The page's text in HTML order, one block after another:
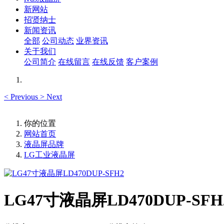
新网站
招贤纳士
新闻资讯
全部 公司动态 业界资讯
关于我们
公司简介 在线留言 在线反馈 客户案例
< Previous > Next
你的位置
网站首页
液晶屏品牌
LG工业液晶屏
LG47寸液晶屏LD470DUP-